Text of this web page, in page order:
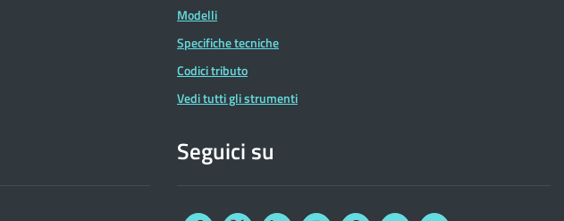
Modelli
Specifiche tecniche
Codici tributo
Vedi tutti gli strumenti
Seguici su